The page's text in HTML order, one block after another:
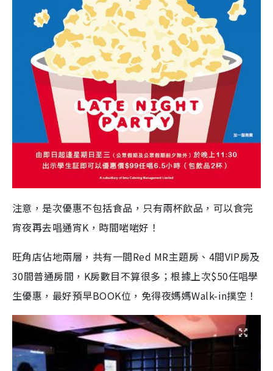
注意，是次優惠不包括食品，只有兩杯飲品，可以食完
宵夜再去唱通宵K，時間啱啱好！
旺角店佔地兩層，共有一間Red MR主題房、4間VIP房及
30間普通房間，K房數目不算很多；根據上次$50任唱學
生優惠，最好預早BOOK位，免得夜媽媽Walk-in撲空！